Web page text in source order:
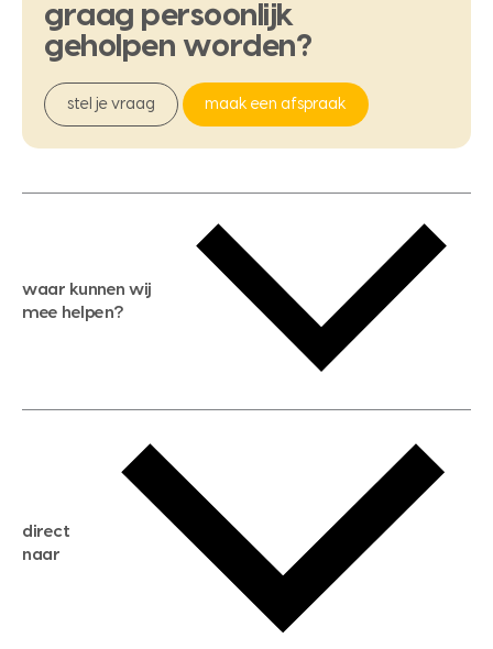
graag persoonlijk
geholpen worden?
stel je vraag maak een afspraak
waar kunnen wij
mee helpen?
gratis zoekservice
huis verkopen
huis kopen
direct
naar